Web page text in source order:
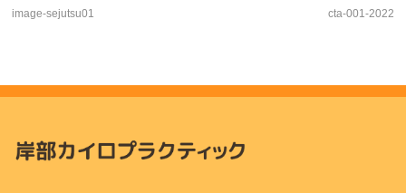
image-sejutsu01 cta-001-2022